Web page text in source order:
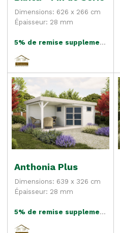
Dimensions: 626 x 266 cm
Épaisseur: 28 mm
5% de remise supplementaire
Anthonia Plus
Dimensions: 639 x 326 cm
Épaisseur: 28 mm
5% de remise supplementaire